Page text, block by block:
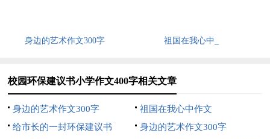
身边的艺术作文300字 祖国在我心中_
校园环保建议书小学作文400字相关文章
身边的艺术作文300字
祖国在我心中作文
给市长的一封环保建议书
身边的艺术作文300字